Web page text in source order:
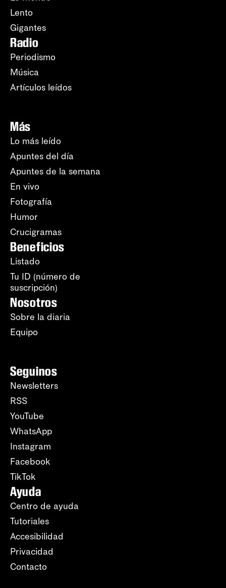
Lento
Gigantes
Radio
Periodismo
Música
Artículos leídos
Más
Lo más leído
Apuntes del día
Apuntes de la semana
En vivo
Fotografía
Humor
Crucigramas
Beneficios
Listado
Tu ID (número de
suscripción)
Nosotros
Sobre la diaria
Equipo
Seguinos
Newsletters
RSS
YouTube
WhatsApp
Instagram
Facebook
TikTok
Ayuda
Centro de ayuda
Tutoriales
Accesibilidad
Privacidad
Contacto